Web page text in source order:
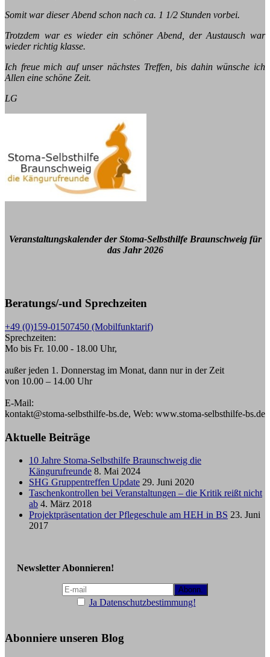
Somit war dieser Abend schon nach ca. 1 1/2 Stunden vorbei.
Trotzdem war es wieder ein schöner Abend, der Austausch war
wieder richtig klasse.
Ich freue mich auf unser nächstes Treffen, bis dahin wünsche ich
Allen eine schöne Zeit.
LG
Veranstaltungskalender der Stoma-Selbsthilfe Braunschweig für
das Jahr 2026
Beratungs/-und Sprechzeiten
+49 (0)159-01507450 (Mobilfunktarif)
Sprechzeiten:
Mo bis Fr. 10.00 - 18.00 Uhr,
außer jeden 1. Donnerstag im Monat, dann nur in der Zeit
von 10.00 – 14.00 Uhr
E-Mail:
kontakt@stoma-selbsthilfe-bs.de, Web: www.stoma-selbsthilfe-bs.de
Aktuelle Beiträge
10 Jahre Stoma-Selbsthilfe Braunschweig die
Kängurufreunde 8. Mai 2024
SHG Gruppentreffen Update 29. Juni 2020
Taschenkontrollen bei Veranstaltungen – die Kritik reißt nicht
ab 4. März 2018
Projektpräsentation der Pflegeschule am HEH in BS 23. Juni
2017
Newsletter Abonnieren!
Ja Datenschutzbestimmung!
Abonniere unseren Blog